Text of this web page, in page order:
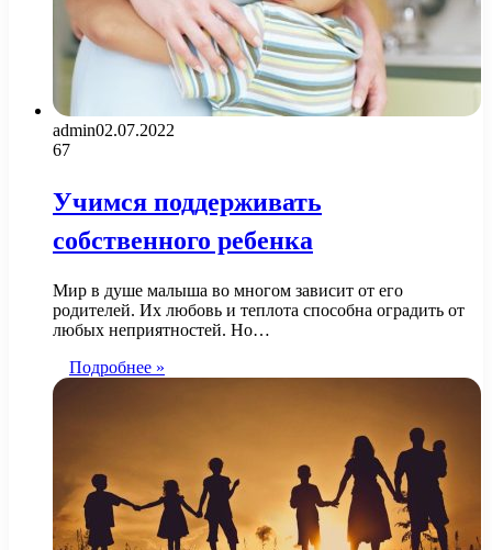
admin02.07.2022
67
Учимся поддерживать
собственного ребенка
Мир в душе малыша во многом зависит от его
родителей. Их любовь и теплота способна оградить от
любых неприятностей. Но…
Подробнее »